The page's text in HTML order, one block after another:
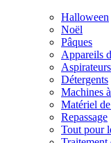
Halloween
Noël
Pâques
Appareils
Aspirateurs
Détergents
Machines
Matériel
Repassage
Tout pour